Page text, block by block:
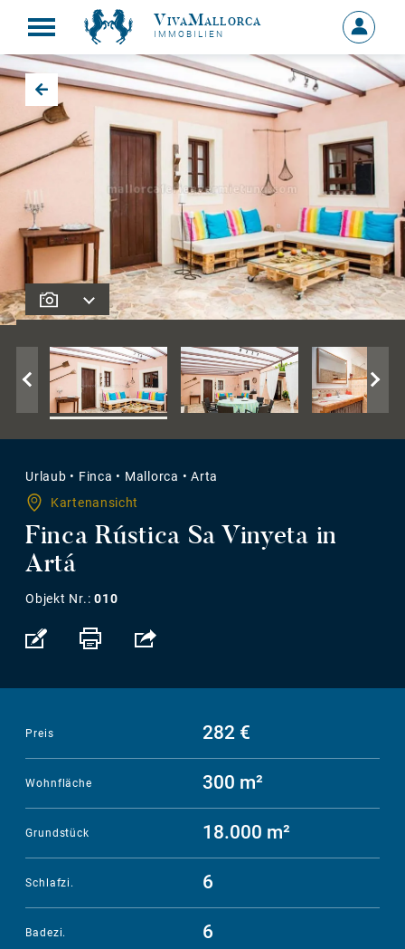
VivaMallorca
IMMOBILIEN
MEIN
KONTO
Zurück zu den Suchergebnissen
Urlaub • Finca • Mallorca • Arta
Kartenansicht
Finca Rústica Sa Vinyeta in
Artá
Objekt Nr.: 010
282 €
Preis
300 m²
Wohnfläche
18.000 m²
Grundstück
6
Schlafzi.
6
Badezi.